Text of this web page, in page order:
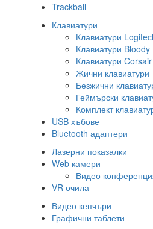
Trackball
Клавиатури
Клавиатури
Клавиатури Bloody
Клавиатури Corsair
Жични клавиатури
Безжични
Геймърски
Комплект
USB хъбове
Bluetooth адаптери
Лазерни показалки
Web камери
Видео
VR очила
Видео кепчъри
Графични таблети